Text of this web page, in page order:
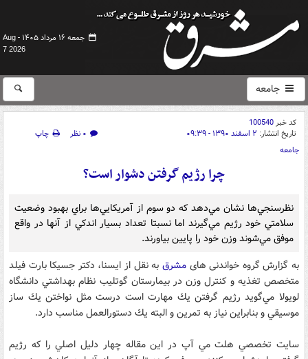
جمعه ۱۶ مرداد ۱۴۰۵ -
Aug
7 2026
جامعه
کد خبر100540
تاریخ انتشار: ۲ اسفند ۱۳۹۰ - ۰۹:۳۹ ۰ نظر
چاپ
جامعه
چرا رژيم گرفتن دشوار است؟
نظرسنجي‌ها نشان مي‌دهد كه دو سوم از آمريكايي‌ها براي بهبود وضعيت
سلامتي خود رژيم مي‌گيرند اما نسبتا تعداد بسيار اندكي از آنها در واقع
موفق مي‌شوند وزن خود را پايين بياورند.
به گزارش گروه خواندنی هایمشرق به نقل از ايسنا، دكتر جسيكا بارت فيلد
متخصص تغذيه و كنترل وزن در بيمارستان گوتليب نظام بهداشتي دانشگاه
لويولا مي‌گويد رژيم گرفتن يك مهارت است درست مثل نواختن يك ساز
موسيقي و بنابراين نياز به تمرين و البته يك دستورالعمل مناسب دارد.
سايت تخصصي هلت مي آپ در اين مقاله چهار دليل اصلي را كه رژيم